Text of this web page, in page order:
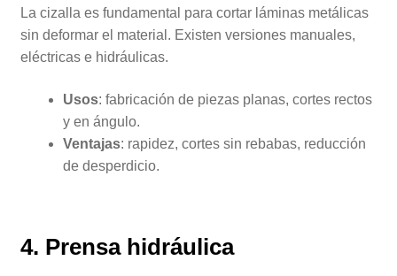
La cizalla es fundamental para cortar láminas metálicas
sin deformar el material. Existen versiones manuales,
eléctricas e hidráulicas.
Usos: fabricación de piezas planas, cortes rectos
y en ángulo.
Ventajas: rapidez, cortes sin rebabas, reducción
de desperdicio.
4. Prensa hidráulica